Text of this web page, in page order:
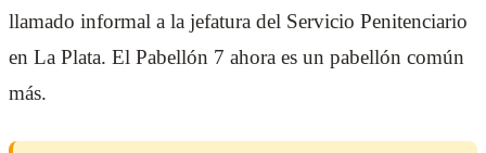
llamado informal a la jefatura del Servicio Penitenciario
en La Plata. El Pabellón 7 ahora es un pabellón común
más.